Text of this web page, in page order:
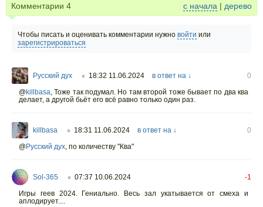
Комментарии 4 с начала | дерево
Чтобы писать и оценивать комментарии нужно войти или
зарегистрироваться
Русский дух ○ 18:32 11.06.2024 в ответ на ↓
0
@killbasa Тоже так подумал. Но там второй тоже бывает по два ква
делает, а другой бьёт его всё равно только один раз.
killbasa ○ 18:31 11.06.2024 в ответ на ↓
0
@Русский дух по количеству "Ква"
Sol-365 ○ 07:37 10.06.2024
-1
Игры геев 2024. Гениально. Весь зал укатывается от смеха и
аплодирует....